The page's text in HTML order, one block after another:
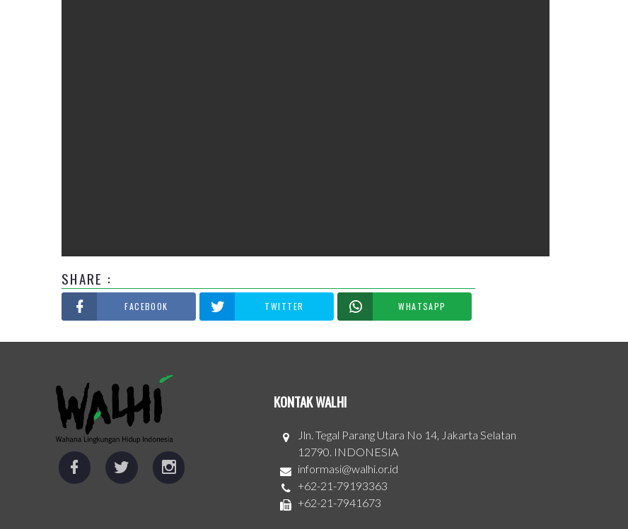
SHARE :
FACEBOOK TWITTER WHATSAPP
KONTAK WALHI
Jln. Tegal Parang Utara No 14, Jakarta Selatan
12790. INDONESIA
informasi@walhi.or.id
+62-21-79193363
+62-21-7941673